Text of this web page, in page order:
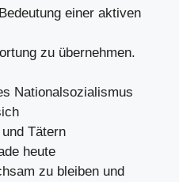
einer aktiven
zu übernehmen.
Nationalsozialismus
Tätern
heute
zu bleiben und